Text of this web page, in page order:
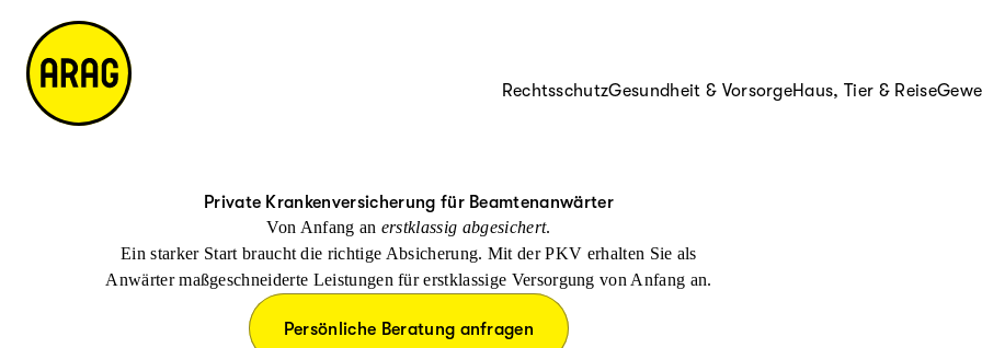
ts
ei
te
m
a
p
RechtsschutzGesundheit & VorsorgeHaus, Tier & Reise
Private Krankenversicherung für Beamtenanwärter
Von Anfang an erstklassig abgesichert.
Ein starker Start braucht die richtige Absicherung. Mit der PKV erhalten Sie als
Anwärter maßgeschneiderte Leistungen für erstklassige Versorgung von Anfang an.
Persönliche Beratung anfragen